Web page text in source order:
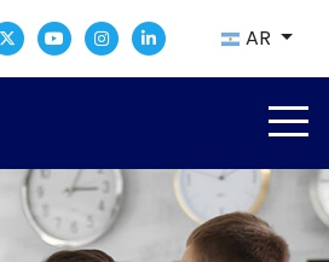
AR